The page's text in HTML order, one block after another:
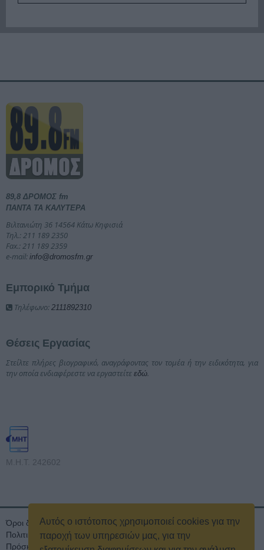
Αυτός ο ιστότοπος χρησιμοποιεί cookies για την
παροχή των υπηρεσιών μας, για την
89,8 ΔΡΟΜΟΣ fm
ΠΑΝΤΑ ΤΑ ΚΑΛΥΤΕΡΑ
Βιλτανιώτη 36 14564 Κάτω Κηφισιά
Τηλ.: 211 189 2350
Fax.: 211 189 2359
e-mail: info@dromosfm.gr
Εμπορικό Τμήμα
Τηλέφωνο: 2111892310
Θέσεις Εργασίας
Στείλτε πλήρες βιογραφικό, αναγράφοντας τον τομέα ή την ειδικότητα, για
την οποία ενδιαφέρεστε να εργαστείτε εδώ.
Μ.Η.Τ. 242602
Όροι διαγωνισμού Όροι Χρήσης
Ταυτότητα
Πολιτική Απορρήτου & Cookies
Επικοινωνία
Οικονομικά στοιχεία
Πρόσκληση τακτικής γενικής συνέλευσης
Κρατική Διαφήμιση